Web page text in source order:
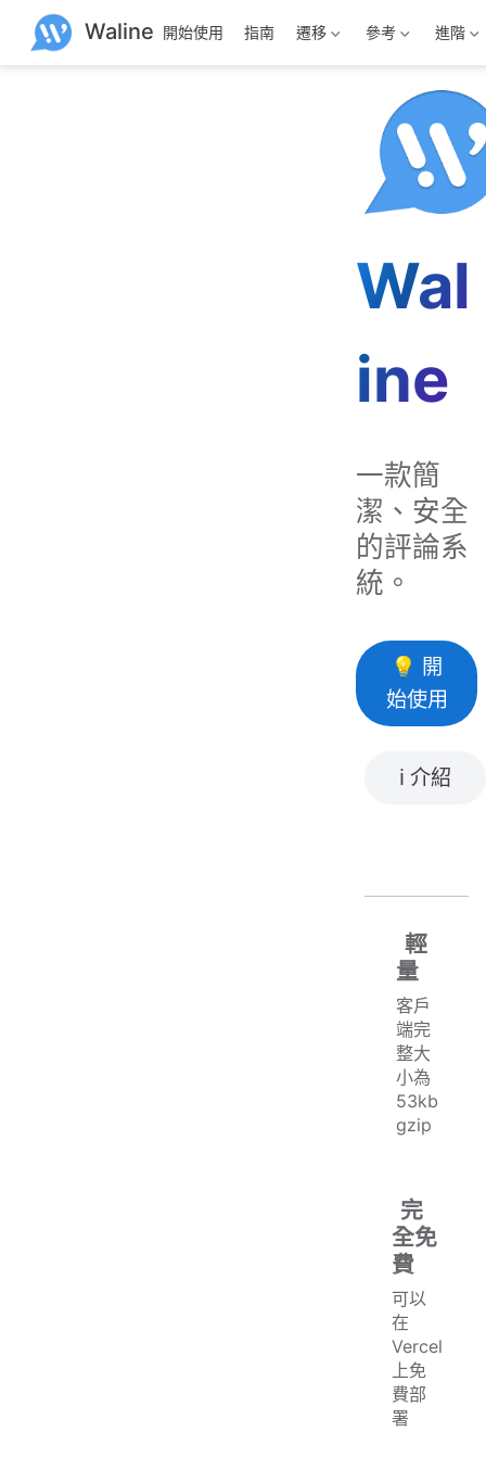
主
Waline 開始使用 指南 遷移 參考 進階
Wal
ine
一款簡
潔、安全
的評論系
統。
💡 開
始使用
ℹ️ 介紹
輕
量
客戶
端完
整大
小為
53kb
gzip
完
全免
費
可以
在
Vercel
上免
費部
署